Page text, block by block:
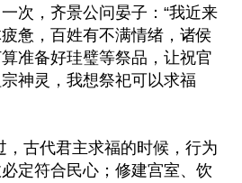
次，齐景公问晏子：“我近来
惫，百姓有不满情绪，诸侯
准备好珪璧等祭品，让祝官
神灵，我想祭祀可以求福
，古代君主求福的时候，行为
定符合民心；修建宫室、饮